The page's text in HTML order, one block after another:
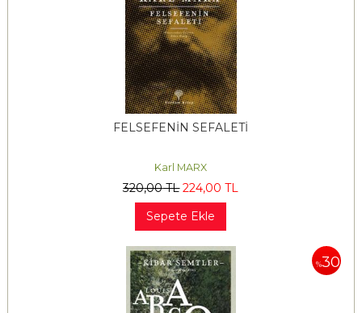
FELSEFENİN SEFALETİ
Karl MARX
320,00TL 224,00 TL
Sepete Ekle
%30